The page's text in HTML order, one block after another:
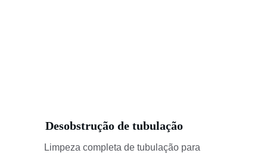
Desobstrução de tubulação
Limpeza completa de tubulação para